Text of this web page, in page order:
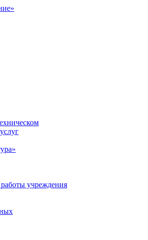
работы учреждения